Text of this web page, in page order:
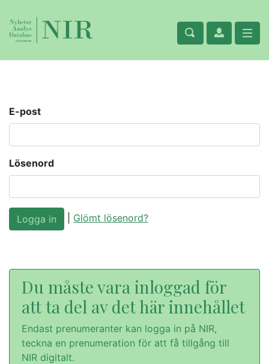
E-post
Lösenord
Glömt lösenord?
Du måste vara inloggad för
att ta del av det här innehållet
Endast prenumeranter kan logga in på NIR,
teckna en prenumeration för att få tillgång till
NIR digitalt.